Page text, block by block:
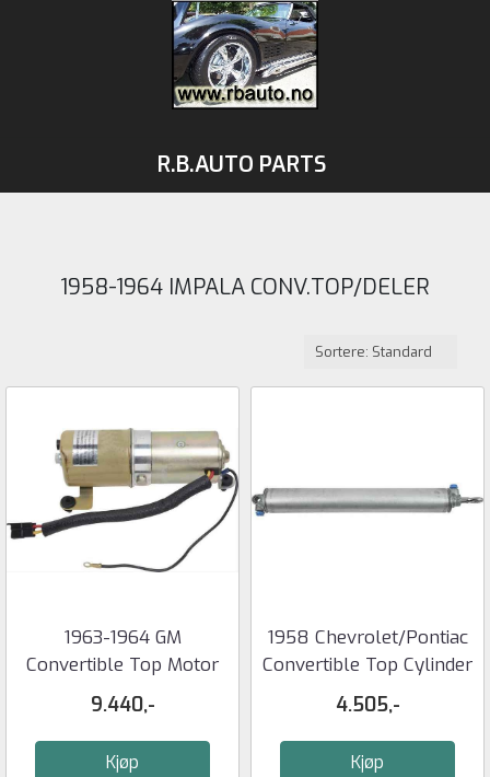
R.B.AUTO PARTS
1958-1964 IMPALA CONV.TOP/DELER
1963-1964 GM
Convertible Top Motor
/Pump-OER
9.440,-
Kjøp
1958 Chevrolet/Pontiac
Convertible Top Cylinder
- ...
4.505,-
Kjøp